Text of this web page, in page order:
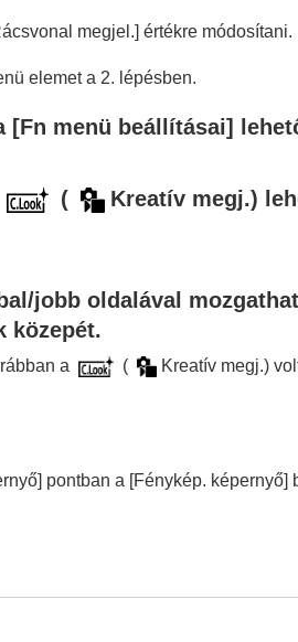
(
Egy.gomb/tárcsab
megjel.] értékre módosítani.
elemet a 2. lépésben.
[Fn menü beállításai]
( Kreatív megj.)
jobb oldalával
közepét.
a ( Kreatív megj.)
pontban a [Fénykép. képernyő]